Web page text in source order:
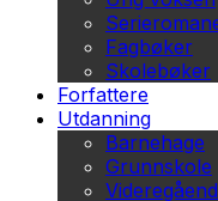
Fagbøker
Skolebøker
Forfattere
Utdanning
Barnehage
Grunnskole